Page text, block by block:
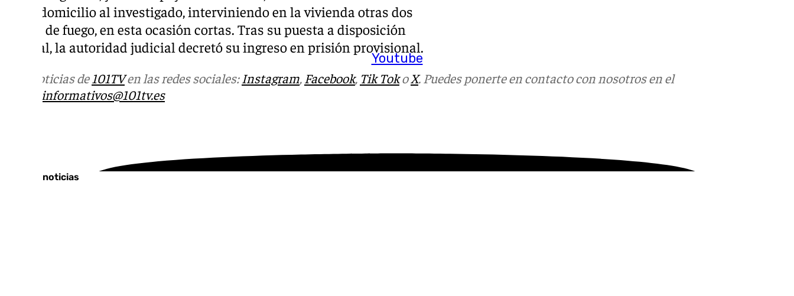
Youtube
en su domicilio al investigado, interviniendo en la vivienda otras dos
armas de fuego, en esta ocasión cortas. Tras su puesta a disposición
judicial, la autoridad judicial decretó su ingreso en prisión provisional.
Más noticias de 101TVen las redes sociales: Instagram, Facebook, Tik TokoX. Puedes ponerte en contacto con nosotros en el
informativos@101tv.es
Últimas noticias